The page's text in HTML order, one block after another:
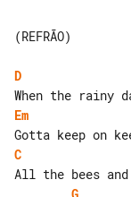
(REFRÃO)
D
Em
C